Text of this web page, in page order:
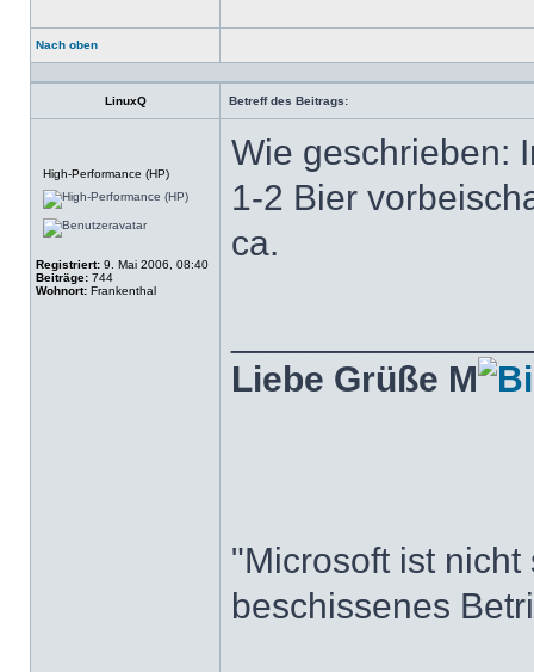
Nach oben
Profil
LinuxQ Betreff des Beitrags:
High-Performance (HP)
Registriert: 9. Mai 2006, 08:40
Beiträge: 744
Wohnort: Frankenthal
Wie geschrieben:
1-2 Bier
ca.
Liebe Grüße M
"Microsoft ist
beschissenes